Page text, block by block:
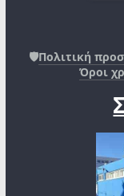
🛡️Πολιτική
Όροι